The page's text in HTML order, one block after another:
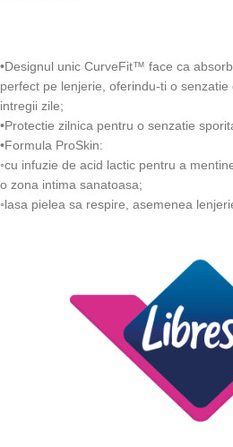
•Designul unic CurveFit™ face ca
perfect pe lenjerie, oferindu-ti o
intregii zile;
•Protectie zilnica pentru o senzatie
•Formula ProSkin:
◦cu infuzie de acid lactic pentru a
o zona intima sanatoasa;
◦lasa pielea sa respire, asemenea